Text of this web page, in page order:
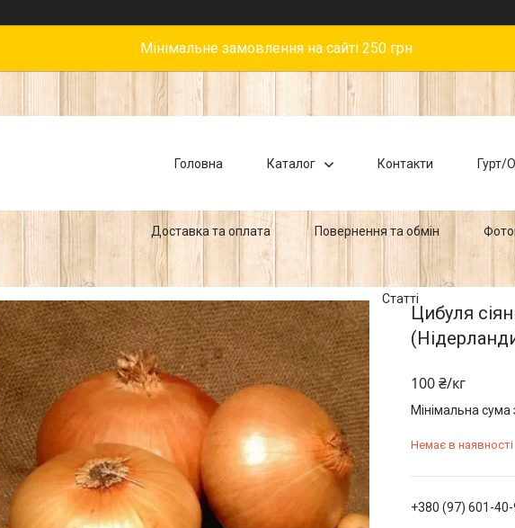
Мінімальне замовлення на сайті 250 грн
Головна Каталог Контакти Гурт/
Доставка та оплата Повернення та обмін
Статті
Цибуля
100 ₴/кг
Мінімальна
Немає в наявності
+380 (97) 601-